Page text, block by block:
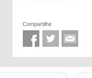
Compartilhe